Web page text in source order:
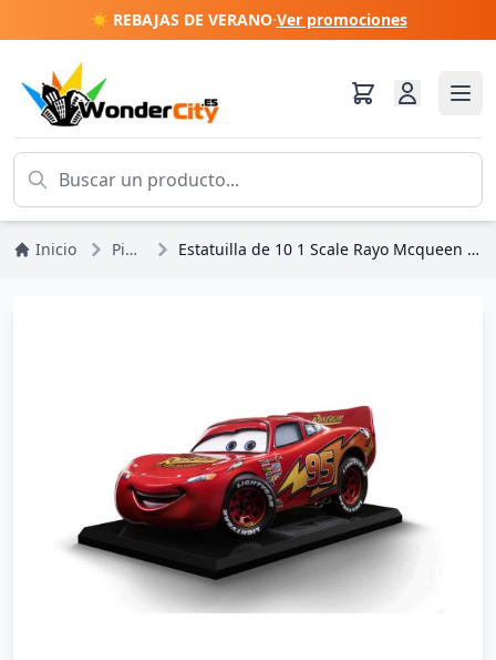
☀️ REBAJAS DE VERANO·Ver promociones
Inicio Pixar Estatuilla de 10 1 Scale Rayo Mcqueen 11 cm